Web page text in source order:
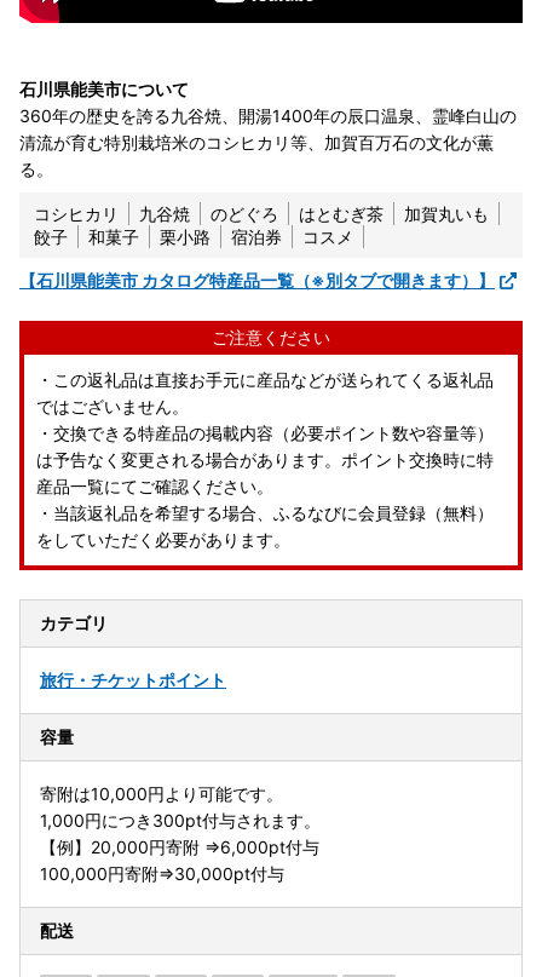
石川県能美市について
360年の歴史を誇る九谷焼、開湯1400年の辰口温泉、霊峰白山の
清流が育む特別栽培米のコシヒカリ等、加賀百万石の文化が薫
る。
コシヒカリ 九谷焼 のどぐろ はとむぎ茶
加賀丸いも
餃子
和菓子 栗小路 宿泊券 コスメ
【石川県能美市 カタログ特産品一覧（※別タブで開きます）】
ご注意ください
・この返礼品は直接お手元に産品などが送られてくる返礼品
ではございません。
・交換できる特産品の掲載内容（必要ポイント数や容量等）
は予告なく変更される場合があります。ポイント交換時に特
産品一覧にてご確認ください。
・当該返礼品を希望する場合、ふるなびに会員登録（無料）
をしていただく必要があります。
カテゴリ
旅行・チケットポイント
容量
寄附は10,000円より可能です。
1,000円につき300pt付与されます。
【例】20,000円寄附 ⇒6,000pt付与
100,000円寄附⇒30,000pt付与
配送